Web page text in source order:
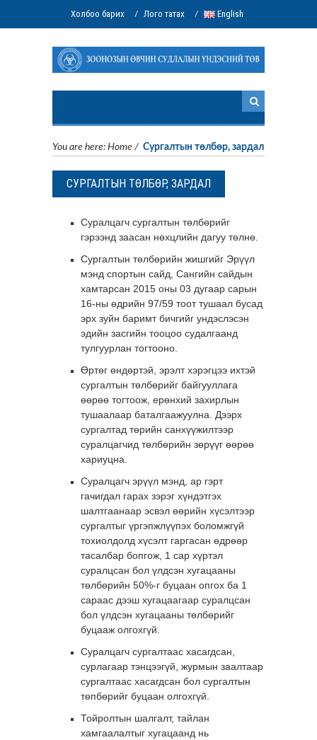
Холбоо барих / Лого татах / English
You are here: Home / Сургалтын төлбөр, зардал
СУРГАЛТЫН ТӨЛБӨР, ЗАРДАЛ
Суралцагч сургалтын төлбөрийг
гэрээнд заасан нөхцлийн дагуу төлнө.
Сургалтын төлбөрийн жишгийг Эрүүл
мэнд спортын сайд, Сангийн сайдын
хамтарсан 2015 оны 03 дугаар сарын
16-ны өдрийн 97/59 тоот тушаал бусад
эрх зуйн баримт бичгийг ундэслэсэн
эдийн засгийн тооцоо судалгаанд
тулгуурлан тогтооно.
Өртөг өндөртэй, эрэлт хэрэгцээ ихтэй
сургалтын төлбөрийг байгууллага
өөрөө тогтоож, ерөнхий захирлын
тушаалаар баталгаажуулна. Дээрх
сургалтад төрийн санхүүжилтээр
суралцагчид төлбөрийн зөрүүг өөрөө
хариуцна.
Суралцагч эрүүл мэнд, ар гэрт
гачигдал гарах зэрэг хүндэтгэх
шалтгаанаар эсвэл өөрийн хүсэлтээр
сургалтыг үргэпжлүүпэх боломжгүй
тохиолдолд хүсэлт гаргасан өдрөөр
тасалбар бопгож, 1 сар хүртэл
суралцсан бол үлдсэн хугацааны
төлбөрийн 50%-г буцаан опгох ба 1
сараас дээш хугацаагаар суралцсан
бол үлдсэн хугацааны төлбөрийг
буцааж олгохгүй.
Суралцагч сургалтаас хасагдсан,
сурлагаар тэнцээгүй, журмын заалтаар
сургалтаас хасагдсан бол сургалтын
төпбөрийг буцаан олгохгүй.
Тойролтын шалгалт, тайлан
хамгаалалтыг хугацаанд нь